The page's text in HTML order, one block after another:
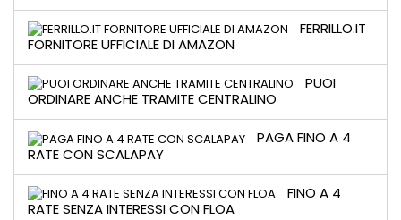
FERRILLO.IT
FORNITORE UFFICIALE DI AMAZON
PUOI
ORDINARE ANCHE TRAMITE CENTRALINO
PAGA FINO A 4
RATE CON SCALAPAY
FINO A 4
RATE SENZA INTERESSI CON FLOA